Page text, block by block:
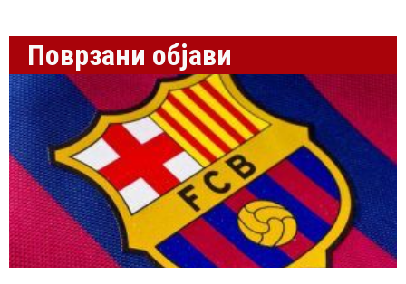
Поврзани објави